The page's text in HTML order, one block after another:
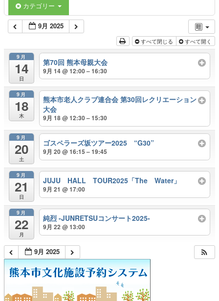
カテゴリー
9月 2025
すべて閉じる すべて開く
9月
14
日
第70回 熊本母親大会
9月 14 @ 12:00 – 16:30
9月
18
木
熊本市老人クラブ連合会 第30回レクリエーション
大会
9月 18 @ 12:30 – 15:30
9月
20
土
ゴスペラーズ坂ツアー2025 “G30”
9月 20 @ 16:15 – 19:45
9月
21
日
JUJU HALL TOUR2025「The Water」
9月 21 @ 17:00
9月
22
月
純烈 -JUNRETSUコンサート2025-
9月 22 @ 13:00
9月 2025